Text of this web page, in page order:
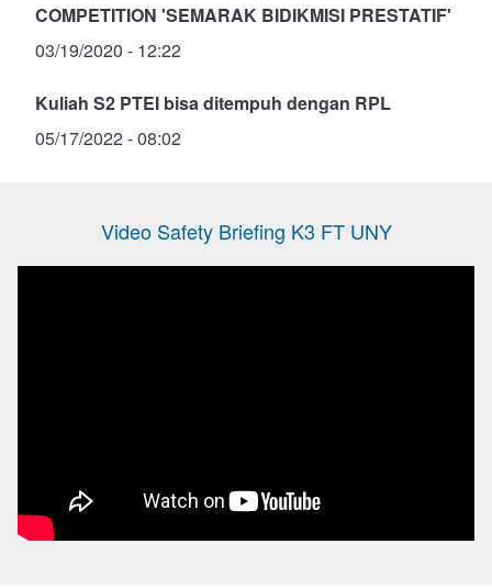
COMPETITION 'SEMARAK BIDIKMISI PRESTATIF'
03/19/2020 - 12:22
Kuliah S2 PTEI bisa ditempuh dengan RPL
05/17/2022 - 08:02
Video Safety Briefing K3 FT UNY